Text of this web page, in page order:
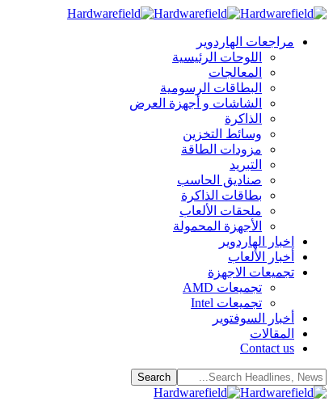
مراجعات الهاردوير
اللوحات الرئيسية
المعالجات
البطاقات الرسومية
الشاشات و أجهزة العرض
الذاكرة
وسائط التخزين
مزودات الطاقة
التبريد
صناديق الحاسب
بطاقات الذاكرة
ملحقات الألعاب
الأجهزة المحمولة
اخبار الهاردوير
أخبار الألعاب
تجميعات الاجهزة
تجميعات AMD
تجميعات Intel
أخبار السوفتوير
المقالات
Contact us